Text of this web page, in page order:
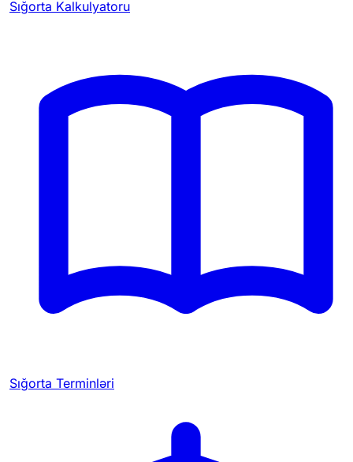
Sığorta Kalkulyatoru
Sığorta Terminləri